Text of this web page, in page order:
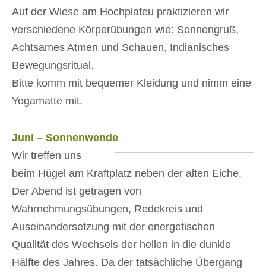
Auf der Wiese am Hochplateu praktizieren wir
verschiedene Körperübungen wie: Sonnengruß,
Achtsames Atmen und Schauen, Indianisches
Bewegungsritual.
Bitte komm mit bequemer Kleidung und nimm eine
Yogamatte mit.
Juni – Sonnenwende
Wir treffen uns
beim Hügel am Kraftplatz neben der alten Eiche.
Der Abend ist getragen von
Wahrnehmungsübungen, Redekreis und
Auseinandersetzung mit der energetischen
Qualität des Wechsels der hellen in die dunkle
Hälfte des Jahres. Da der tatsächliche Übergang